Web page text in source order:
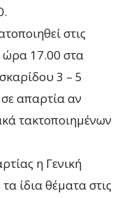
στις
ώρα 17.00 στα
3 – 5
απαρτία αν
τακτοποιημένων
η Γενική
ίδια θέματα στις